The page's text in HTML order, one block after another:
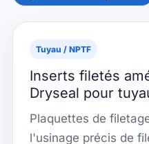
Tuyau / NPTF
Inserts filetés
Dryseal pour
Plaquettes de
l'usinage précis de